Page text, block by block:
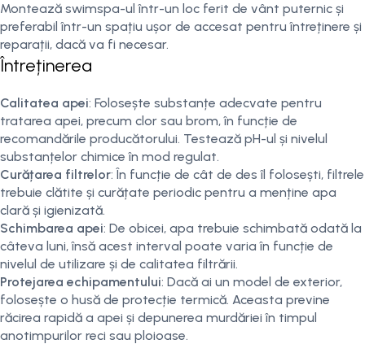
Montează swimspa-ul într-un loc ferit de vânt puternic și
preferabil într-un spațiu ușor de accesat pentru întreținere și
reparații, dacă va fi necesar.
Întreținerea
Calitatea apei: Folosește substanțe adecvate pentru
tratarea apei, precum clor sau brom, în funcție de
recomandările producătorului. Testează pH-ul și nivelul
substanțelor chimice în mod regulat.
Curățarea filtrelor: În funcție de cât de des îl folosești, filtrele
trebuie clătite și curățate periodic pentru a menține apa
clară și igienizată.
Schimbarea apei: De obicei, apa trebuie schimbată odată la
câteva luni, însă acest interval poate varia în funcție de
nivelul de utilizare și de calitatea filtrării.
Protejarea echipamentului: Dacă ai un model de exterior,
folosește o husă de protecție termică. Aceasta previne
răcirea rapidă a apei și depunerea murdăriei în timpul
anotimpurilor reci sau ploioase.